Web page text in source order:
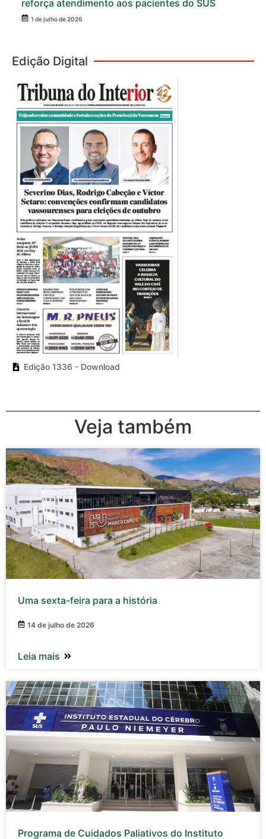
reforça atendimento aos pacientes do SUS
1 de julho de 2026
Edição Digital
Edição 1336 - Download
Veja também
Uma sexta-feira para a história
14 de julho de 2026
Leia mais
Programa de Cuidados Paliativos do Instituto